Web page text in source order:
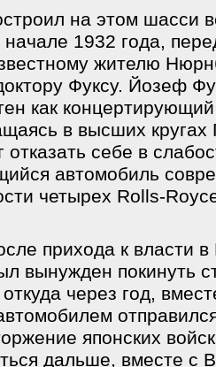
на этом шасси
начале 1932 года,
жителю
Фуксу. Йозеф
как
в высших кругах
отказать себе в
автомобиль
четырех Rolls-
прихода к власти
вынужден покинуть
через год,
японских
дальше, вместе с